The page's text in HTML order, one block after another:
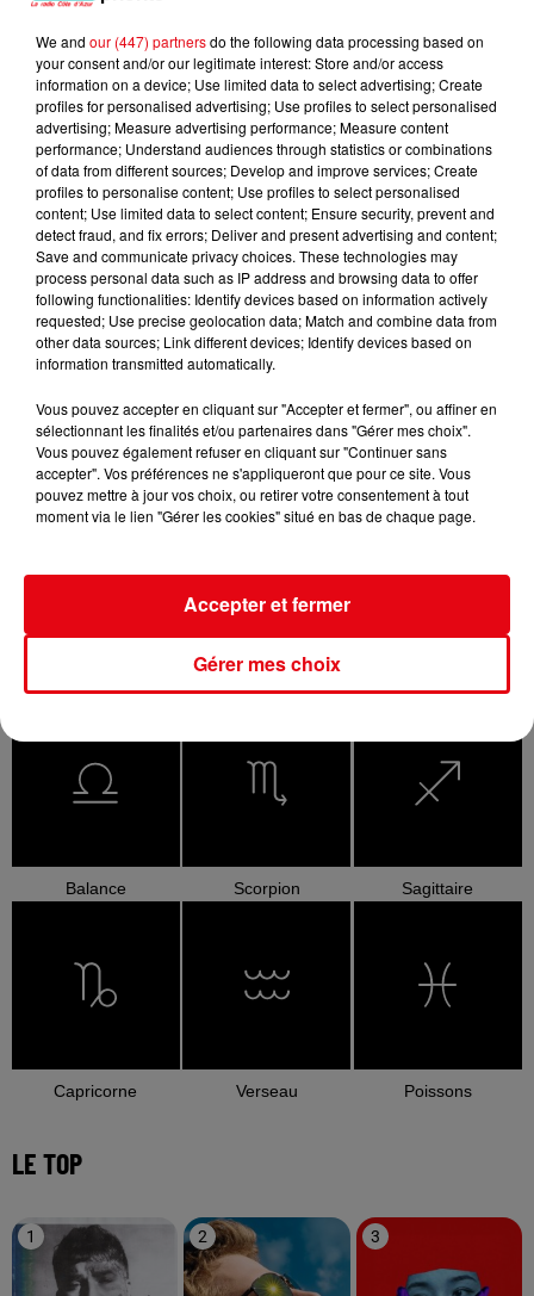
J'me Demande
DAVID GUETTA FEAT.
Love Is Gone
Recommence-Moi
L'HOROSCOPE
Bélier Taureau Gémeaux
Cancer Lion Vierge
Balance Scorpion Sagittaire
Capricorne Verseau Poissons
LE TOP
1 2 3
We and our (447) partnersdo the following data processing based on
your consent and/or our legitimate interest: Store and/or access
information on a device; Use limited data to select advertising; Create
profiles for personalised advertising; Use profiles to select personalised
advertising; Measure advertising performance; Measure content
performance; Understand audiences through statistics or combinations
of data from different sources; Develop and improve services; Create
profiles to personalise content; Use profiles to select personalised
content; Use limited data to select content; Ensure security, prevent and
detect fraud, and fix errors; Deliver and present advertising and content;
Save and communicate privacy choices. These technologies may
process personal data such as IP address and browsing data to offer
following functionalities: Identify devices based on information actively
requested; Use precise geolocation data; Match and combine data from
other data sources; Link different devices; Identify devices based on
information transmitted automatically.
Vous pouvez accepter en cliquant sur "Accepter et fermer", ou affiner en
sélectionnant les finalités et/ou partenaires dans "Gérer mes choix".
Vous pouvez également refuser en cliquant sur "Continuer sans
accepter". Vos préférences ne s'appliqueront que pour ce site. Vous
pouvez mettre à jour vos choix, ou retirer votre consentement à tout
moment via le lien "Gérer les cookies" situé en bas de chaque page.
Gérer mes choix
Accepter et fermer